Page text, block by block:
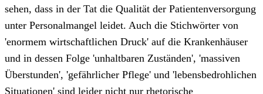
sehen, dass in der Tat die Qualität der Patientenversorgung
unter Personalmangel leidet. Auch die Stichwörter von
'enormem wirtschaftlichen Druck' auf die Krankenhäuser
und in dessen Folge 'unhaltbaren Zuständen', 'massiven
Überstunden', 'gefährlicher Pflege' und 'lebensbedrohlichen
Situationen' sind leider nicht nur rhetorische